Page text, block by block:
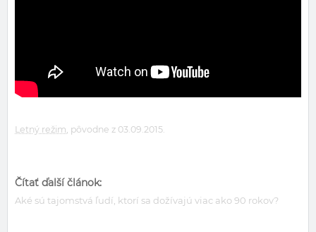
Letný režim, pôvodne z 03.09.2015.
Čítať ďalší článok:
Aké sú tajomstvá ľudí, ktorí sa dožívajú viac ako 90 rokov?